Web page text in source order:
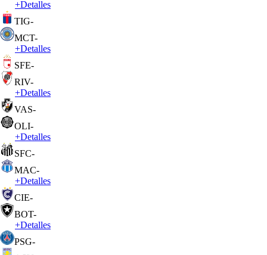
+Detalles
TIG-
MCT-
+Detalles
SFE-
RIV-
+Detalles
VAS-
OLI-
+Detalles
SFC-
MAC-
+Detalles
CIE-
BOT-
+Detalles
PSG-